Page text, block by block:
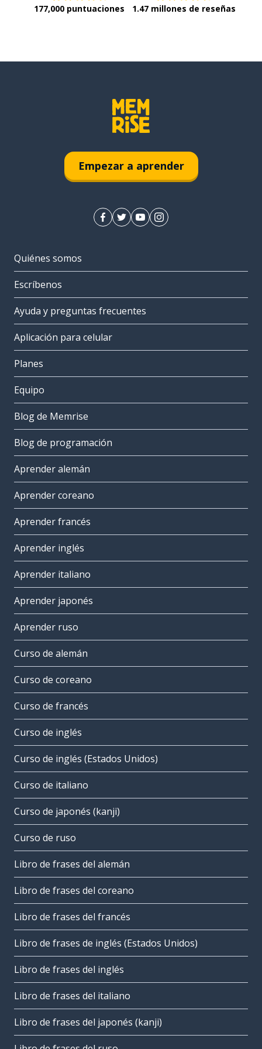
177,000 puntuaciones 1.47 millones de reseñas
Empezar a aprender
Quiénes somos
Escríbenos
Ayuda y preguntas frecuentes
Aplicación para celular
Planes
Equipo
Blog de Memrise
Blog de programación
Aprender alemán
Aprender coreano
Aprender francés
Aprender inglés
Aprender italiano
Aprender japonés
Aprender ruso
Curso de alemán
Curso de coreano
Curso de francés
Curso de inglés
Curso de inglés (Estados Unidos)
Curso de italiano
Curso de japonés (kanji)
Curso de ruso
Libro de frases del alemán
Libro de frases del coreano
Libro de frases del francés
Libro de frases de inglés (Estados Unidos)
Libro de frases del inglés
Libro de frases del italiano
Libro de frases del japonés (kanji)